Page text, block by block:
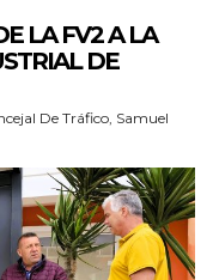
LA FV2 A LA
DE
De Tráfico, Samuel